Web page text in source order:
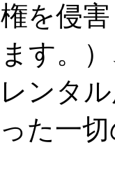
を侵
す。
ンタ
た一